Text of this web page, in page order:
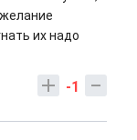
их надо
-1